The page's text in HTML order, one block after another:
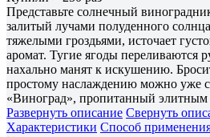
Представьте солнечный
залитый лучами полуденного
тяжелыми гроздьями, источает
аромат. Тугие ягоды переливаются
нахально манят к искушению.
простому наслаждению можно уже
«Виноград», пропитанный элитным
Развернуть описание Свернуть
Характеристики Способ